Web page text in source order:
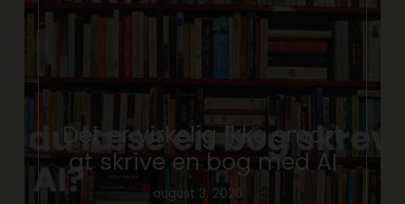
Det er virkelig ikke smart
at skrive en bog med AI
august 3, 2026